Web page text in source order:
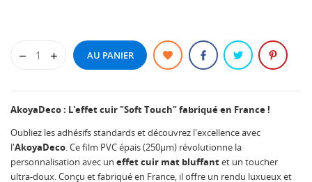
AU PANIER
AkoyaDeco : L'effet cuir "Soft Touch" fabriqué en France !
Oubliez les adhésifs standards et découvrez l'excellence avec
l'AkoyaDeco. Ce film PVC épais (250µm) révolutionne la
personnalisation avec un effet cuir mat bluffantet un toucher
ultra-doux. Conçu et fabriqué en France, il offre un rendu luxueux et